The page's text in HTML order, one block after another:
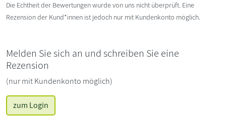
Die Echtheit der Bewertungen wurde von uns nicht überprüft. Eine
Rezension der Kund*innen ist jedoch nur mit Kundenkonto möglich.
Melden Sie sich an und schreiben Sie eine
Rezension
(nur mit Kundenkonto möglich)
zum Login